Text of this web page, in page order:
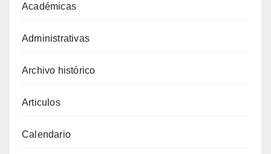
Académicas
Administrativas
Archivo histórico
Articulos
Calendario